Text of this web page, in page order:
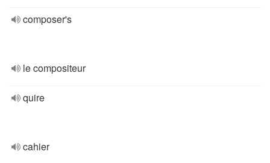
composer's
le compositeur
quire
cahier